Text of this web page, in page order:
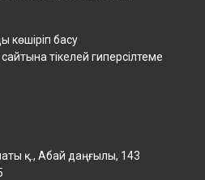
көшіріп басу
сайтына тікелей гиперсілтеме
қ., Абай даңғылы, 143